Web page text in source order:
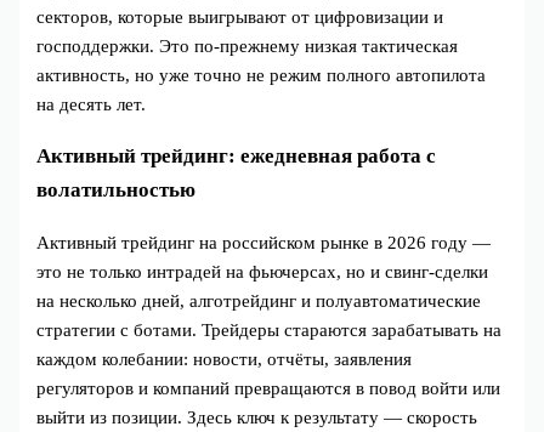
секторов, которые выигрывают от цифровизации и
господдержки. Это по‑прежнему низкая тактическая
активность, но уже точно не режим полного автопилота
на десять лет.
Активный трейдинг: ежедневная работа с
волатильностью
Активный трейдинг на российском рынке в 2026 году —
это не только интрадей на фьючерсах, но и свинг‑сделки
на несколько дней, алготрейдинг и полуавтоматические
стратегии с ботами. Трейдеры стараются зарабатывать на
каждом колебании: новости, отчёты, заявления
регуляторов и компаний превращаются в повод войти или
выйти из позиции. Здесь ключ к результату — скорость